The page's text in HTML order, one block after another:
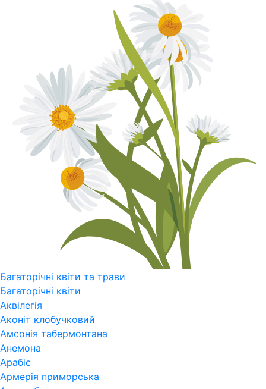
Багаторічні квіти та трави
Багаторічні квіти
Аквілегія
Аконіт клобучковий
Амсонія табермонтана
Анемона
Арабіс
Армерія приморська